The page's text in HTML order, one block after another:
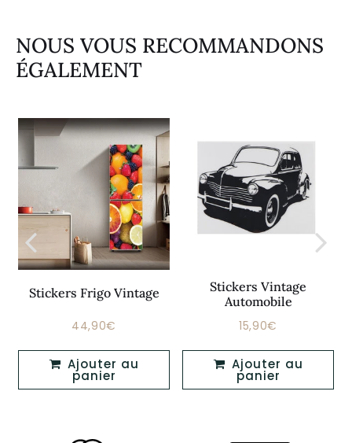
NOUS VOUS RECOMMANDONS
ÉGALEMENT
Stickers Frigo Vintage
Prix
44,90€
panier
Stickers Vintage
Automobile
Prix
15,90€
panier